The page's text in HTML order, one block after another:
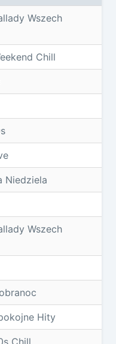
Wszech
Chill
Niedziela
Wszech
Hity
Chill